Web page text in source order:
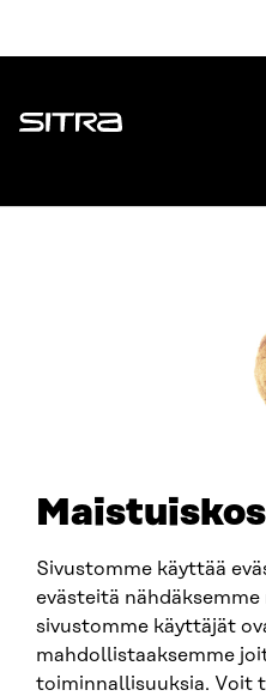
Sivustomme käyttää
evästeitä
sivustomme käyttäjät
mahdollistaaksemme
toiminnallisuuksia. Voit
Sitra
SITRA ON SOCIAL MEDIA